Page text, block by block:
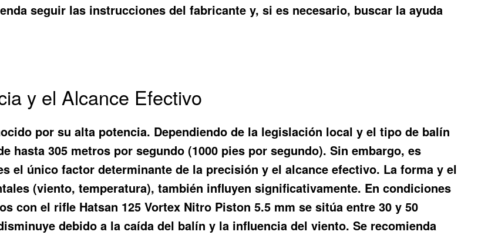
seguir las instrucciones del fabricante y, si es necesario, buscar la ayuda
y el Alcance Efectivo
por su alta potencia. Dependiendo de la legislación local y el tipo de balín
hasta 305 metros por segundo (1000 pies por segundo). Sin embargo, es
el único factor determinante de la precisión y el alcance efectivo. La forma y el
(viento, temperatura), también influyen significativamente. En condiciones
con el rifle Hatsan 125 Vortex Nitro Piston 5.5 mm se sitúa entre 30 y 50
debido a la caída del balín y la influencia del viento. Se recomienda